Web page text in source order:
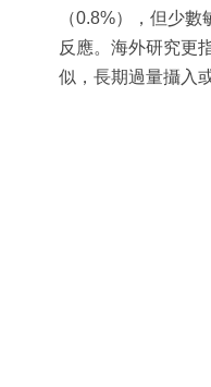
（0.8%），但少
反應。海外研究更
似，長期過量攝入